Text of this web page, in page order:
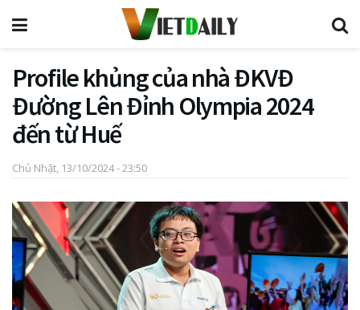
Profile khủng của nhà ĐKVĐ
Đường Lên Đỉnh Olympia 2024
đến từ Huế
Chủ Nhật, 13/10/2024 - 23:50